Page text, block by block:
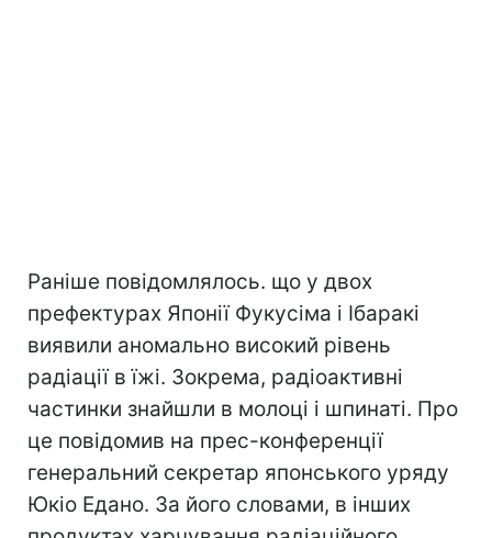
Раніше повідомлялось. що у двох
префектурах Японії Фукусіма і Ібаракі
виявили аномально високий рівень
радіації в їжі. Зокрема, радіоактивні
частинки знайшли в молоці і шпинаті. Про
це повідомив на прес-конференції
генеральний секретар японського уряду
Юкіо Едано. За його словами, в інших